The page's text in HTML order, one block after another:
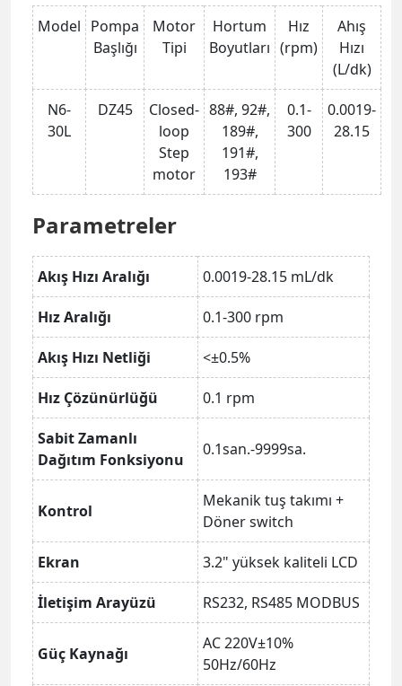
Model Pompa
Başlığı
Motor
Tipi
Hortum
Boyutları
Hız
(rpm)
Ahış
Hızı
(L/dk)
N6-
30L
DZ45
Closed-
loop
Step
motor
88#, 92#,
189#,
191#,
193#
0.1-
300
0.0019-
28.15
Parametreler
Akış Hızı Aralığı 0.0019-28.15 mL/dk
Hız Aralığı 0.1-300 rpm
Akış Hızı Netliği <±0.5%
Hız Çözünürlüğü 0.1 rpm
Sabit Zamanlı
Dağıtım Fonksiyonu
0.1san.-9999sa.
Kontrol
Mekanik tuş takımı +
Döner switch
Ekran 3.2" yüksek kaliteli LCD
İletişim Arayüzü RS232, RS485 MODBUS
Güç Kaynağı
AC 220V±10%
50Hz/60Hz